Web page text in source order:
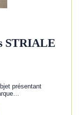
STRIALE
présentant